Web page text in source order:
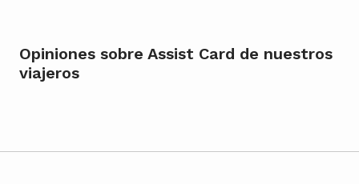
Opiniones sobre Assist Card de nuestros
viajeros